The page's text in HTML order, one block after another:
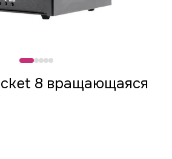
8 вращающаяся